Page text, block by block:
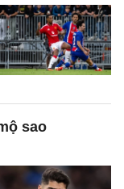
sao